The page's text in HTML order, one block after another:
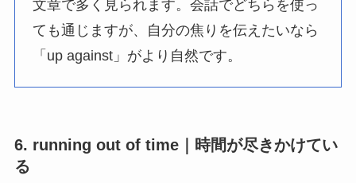
文章で多く見られます。会話でどちらを使っ
ても通じますが、自分の焦りを伝えたいなら
「up against」がより自然です。
6. running out of time｜時間が尽きかけてい
る